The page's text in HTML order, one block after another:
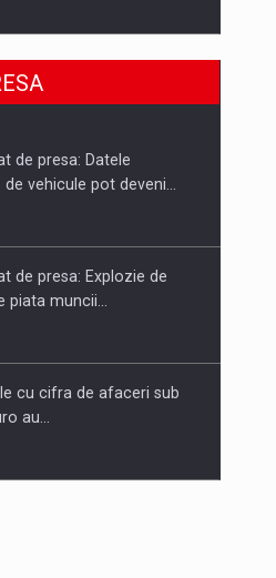
DIN MEDIUL
ACADEMIC SI
Piatra Craiului 2026,
de presa: Datele
vehicule pot deveni…
de presa: Explozie de
piata muncii…
cu cifra de afaceri sub
au…